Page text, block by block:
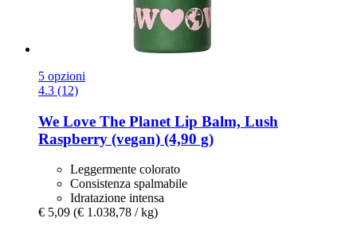
5 opzioni
4.3 (12)
We Love The Planet Lip Balm, Lush
Raspberry (vegan) (4,90 g)
Leggermente colorato
Consistenza spalmabile
Idratazione intensa
€ 5,09 (€ 1.038,78 / kg)